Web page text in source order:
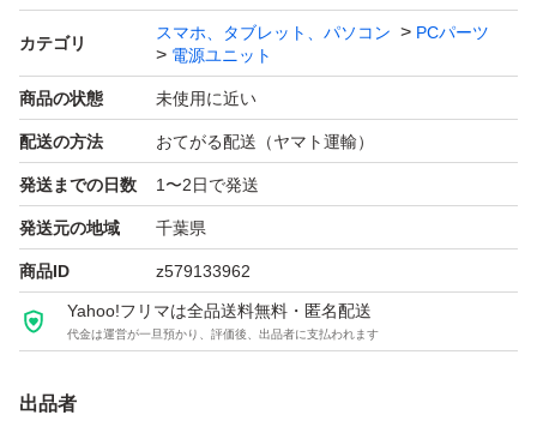
しません。）
ピン構成
・24/20ピン メインATX電源コネクター x1
・8ピン ATX12V/EPS12V CPU補助電源コネクター x1
・6ピン PCI Express電源コネクター x1
・ペリフェラル4ピン電源コネクター x3
・SATA電源コネクター x6
電源ケーブル必要な方は+300円でお付けしますので、購
カテゴリ
スマホ、タブレット、パソコン
PCパーツ
電源ユニット
商品の状態 未使用に近い
配送の方法 おてがる配送（ヤマト運輸）
発送までの日数 1〜2日で発送
発送元の地域 千葉県
商品ID z579133962
Yahoo!フリマは全品送料無料・匿名配送
代金は運営が一旦預かり、評価後、出品者に支払われます
出品者